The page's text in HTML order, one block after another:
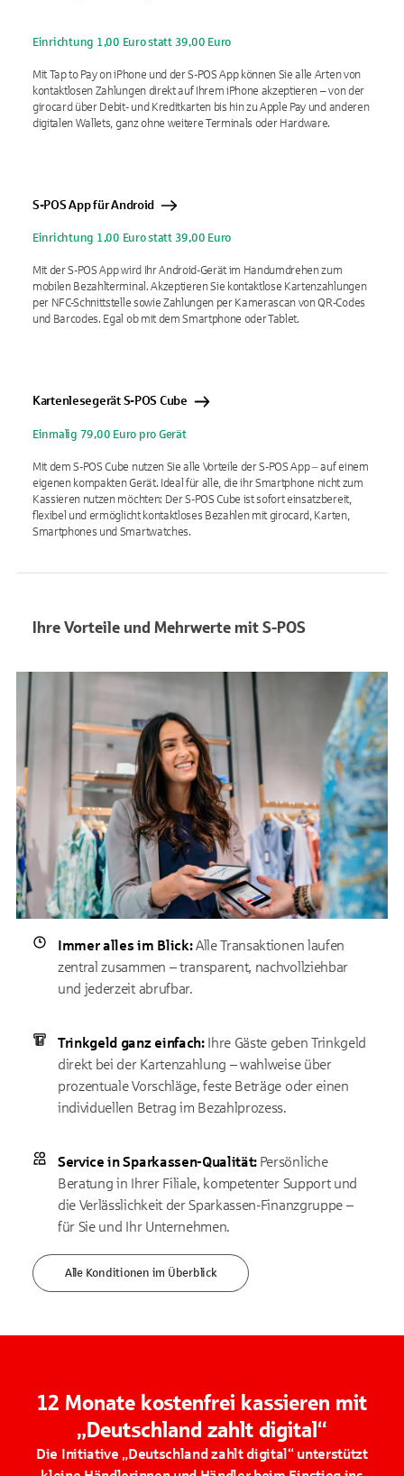
Einrichtung 1,00 Euro statt 39,00 Euro
Mit Tap to Pay on iPhone und der S-POS App können Sie alle Arten von
kontaktlosen Zahlungen direkt auf Ihrem iPhone akzeptieren – von der
girocard über Debit- und Kreditkarten bis hin zu Apple Pay und anderen
digitalen Wallets, ganz ohne weitere Terminals oder Hardware.
S-POS App für Android
Einrichtung 1,00 Euro statt 39,00 Euro
Mit der S-POS App wird Ihr Android-Gerät im Handumdrehen zum
mobilen Bezahlterminal. Akzeptieren Sie kontaktlose Kartenzahlungen
per NFC-Schnittstelle sowie Zahlungen per Kamerascan von QR-Codes
und Barcodes. Egal ob mit dem Smartphone oder Tablet.
Kartenlesegerät S-POS Cube
Einmalig 79,00 Euro pro Gerät
Mit dem S-POS Cube nutzen Sie alle Vorteile der S-POS App ‒ auf einem
eigenen kompakten Gerät. Ideal für alle, die ihr Smartphone nicht zum
Kassieren nutzen möchten: Der S-POS Cube ist sofort einsatzbereit,
flexibel und ermöglicht kontaktloses Bezahlen mit girocard, Karten,
Smartphones und Smartwatches.
Ihre Vorteile und Mehrwerte mit S-POS
Immer alles im Blick:Alle Transaktionen laufen
zentral zusammen – transparent, nachvollziehbar
und jederzeit abrufbar.
Trinkgeld ganz einfach:Ihre Gäste geben Trinkgeld
direkt bei der Kartenzahlung – wahlweise über
prozentuale Vorschläge, feste Beträge oder einen
individuellen Betrag im Bezahlprozess.
Service in Sparkassen-Qualität: Persönliche
Beratung in Ihrer Filiale, kompetenter Support und
die Verlässlichkeit der Sparkassen-Finanzgruppe –
für Sie und Ihr Unternehmen.
Alle Konditionen im Überblick
12 Monate kostenfrei kassieren mit
„Deutschland zahlt digital“
Die Initiative „Deutschland zahlt digital“ unterstützt